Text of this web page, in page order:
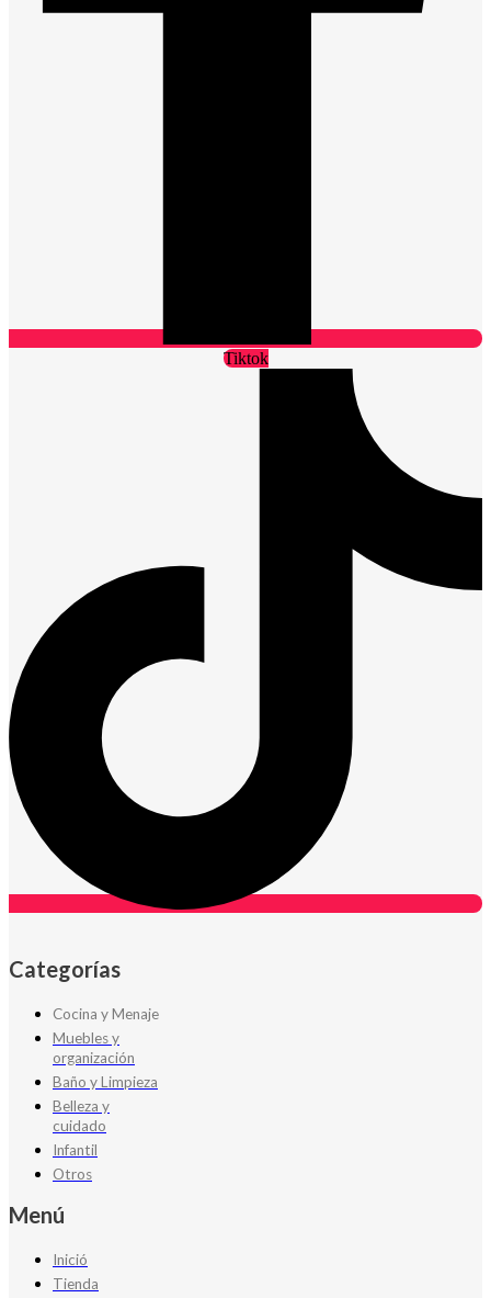
Tiktok
Categorías
Cocina y Menaje
Muebles y
organización
Baño y Limpieza
Belleza y
cuidado
Infantil
Otros
Menú
Inició
Tienda